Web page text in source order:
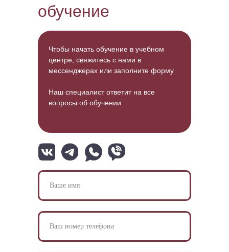
обучение
Чтобы начать обучение в учебном
центре, свяжитесь с нами в
мессенджерах или заполните форму
Наш специалист ответит на все
вопросы об обучении